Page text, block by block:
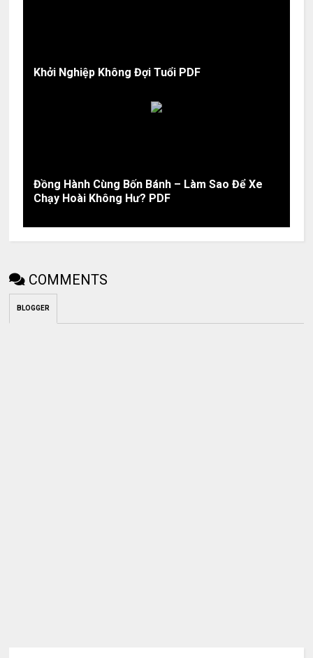
Khởi Nghiệp Không Đợi Tuổi PDF
Đồng Hành Cùng Bốn Bánh – Làm Sao Để Xe
Chạy Hoài Không Hư? PDF
COMMENTS
BLOGGER